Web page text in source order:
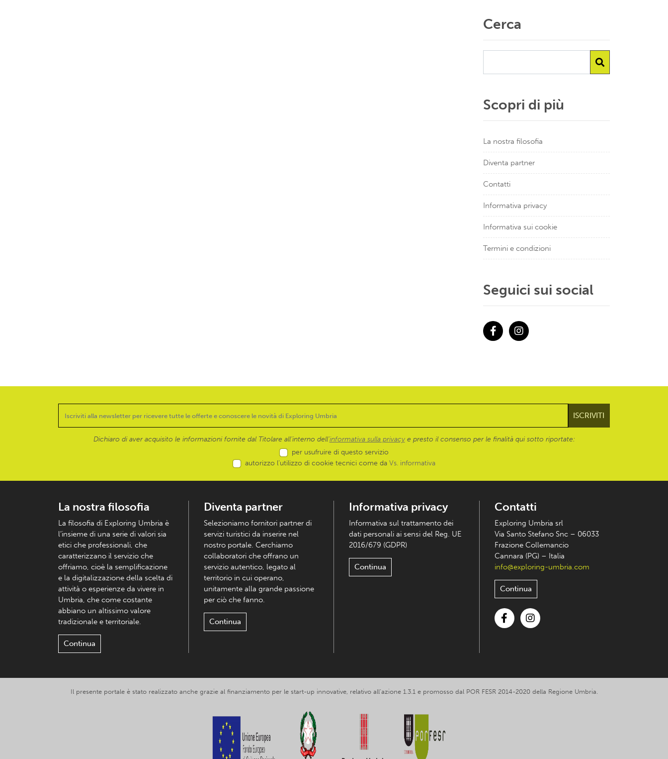
Cerca
Scopri di più
La nostra filosofia
Diventa partner
Contatti
Informativa privacy
Informativa sui cookie
Termini e condizioni
Seguici sui social
Dichiaro di aver acquisito le informazioni fornite dal Titolare all’interno dell'informativa sulla privacye presto il consenso per le finalità qui sotto riportate:
per usufruire di questo servizio
autorizzo l’utilizzo di cookie tecnici come da Vs. informativa
La nostra filosofia
La filosofia di Exploring Umbria è
l’insieme di una serie di valori sia
etici che professionali, che
caratterizzano il servizio che
offriamo, cioè la semplificazione
e la digitalizzazione della scelta di
attività o esperienze da vivere in
Umbria, che come costante
abbiano un altissimo valore
tradizionale e territoriale.
Continua
Diventa partner
Selezioniamo fornitori partner di
servizi turistici da inserire nel
nostro portale. Cerchiamo
collaboratori che offrano un
servizio autentico, legato al
territorio in cui operano,
unitamente alla grande passione
per ciò che fanno.
Continua
Informativa privacy
Informativa sul trattamento dei
dati personali ai sensi del Reg. UE
2016/679 (GDPR)
Continua
Contatti
Exploring Umbria srl
Via Santo Stefano Snc – 06033
Frazione Collemancio
Cannara (PG) – Italia
info@exploring-umbria.com
Continua
Il presente portale è stato realizzato anche grazie al finanziamento per le start-up innovative, relativo all’azione 1.3.1 e promosso dal POR FESR 2014-2020 della Regione Umbria.